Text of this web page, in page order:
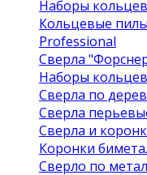
Наборы
Кольцевые
Professional
Сверла
Наборы
Сверла по
Сверла
Сверла и
Коронки
Сверло по